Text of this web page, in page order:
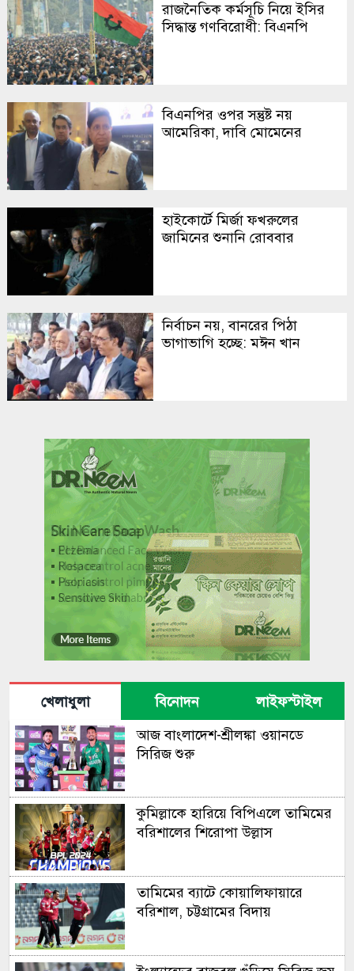
রাজনৈতিক কর্মসূচি নিয়ে ইসির
সিদ্ধান্ত গণবিরোধী: বিএনপি
বিএনপির ওপর সন্তুষ্ট নয়
আমেরিকা, দাবি মোমেনের
হাইকোর্টে মির্জা ফখরুলের
জামিনের শুনানি রোববার
নির্বাচন নয়, বানরের পিঠা
ভাগাভাগি হচ্ছে: মঈন খান
খেলাধুলা বিনোদন
লাইফস্টাইল
আজ বাংলা‌দেশ-শ্রীলঙ্কা ওয়ানডে
সি‌রিজ শুরু
কুমিল্লাকে হারিয়ে বিপিএলে তামিমের
বরিশালের শিরোপা উল্লাস
তামিমের ব্যাটে কোয়ালিফায়ারে
বরিশাল, চট্টগ্রামের বিদায়